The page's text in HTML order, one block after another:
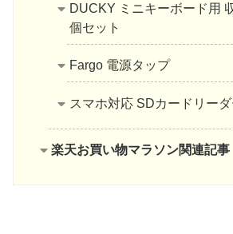
DUCKY ミニキーボード用
個セット
Fargo 電源タップ
スマホ対応 SDカードリーダ
楽天お買い物マラソン関連記事